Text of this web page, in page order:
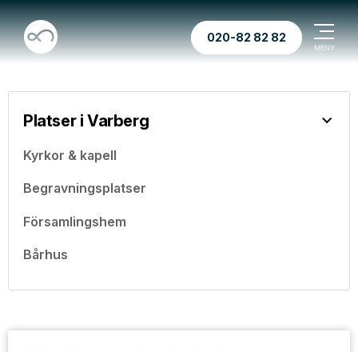
020-82 82 82
Platser i Varberg
Kyrkor & kapell
Begravningsplatser
Församlingshem
Bårhus